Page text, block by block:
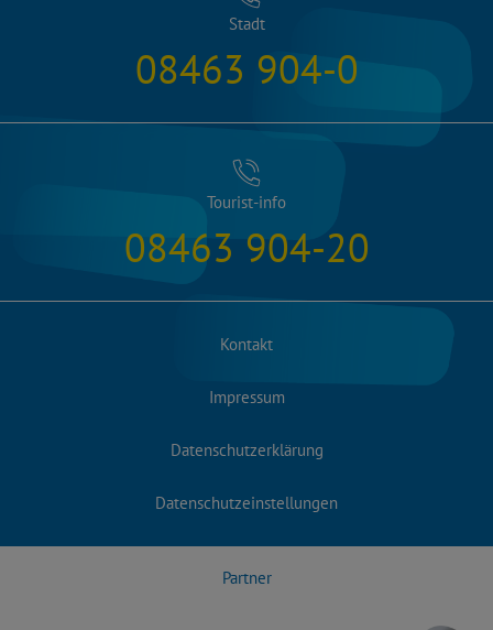
Stadt
08463 904-0
Tourist-info
08463 904-20
Kontakt
Impressum
Datenschutzerklärung
Datenschutzeinstellungen
Partner